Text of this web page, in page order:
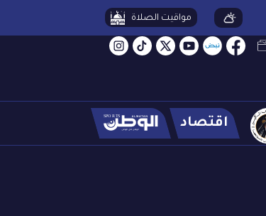
مواقيت الصلاة
اقتصاد